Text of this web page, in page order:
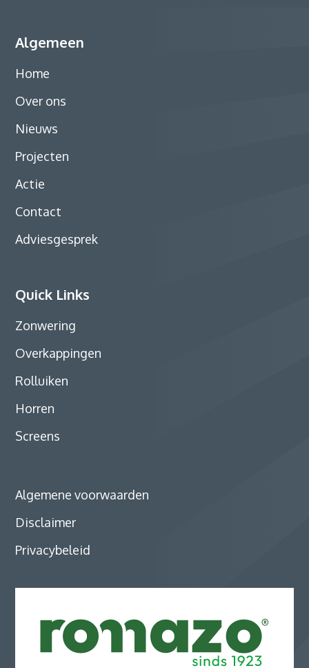
Algemeen
Home
Over ons
Nieuws
Projecten
Actie
Contact
Adviesgesprek
Quick Links
Zonwering
Overkappingen
Rolluiken
Horren
Screens
Algemene voorwaarden
Disclaimer
Privacybeleid